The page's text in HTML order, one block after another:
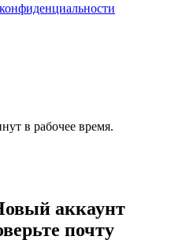
в рабочее время.
аккаунт
почту